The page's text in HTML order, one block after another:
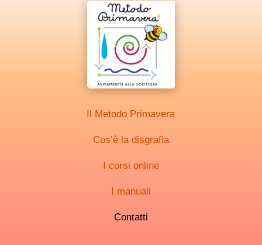
Il Metodo Primavera
Cos’è la disgrafia
I corsi online
I manuali
Contatti